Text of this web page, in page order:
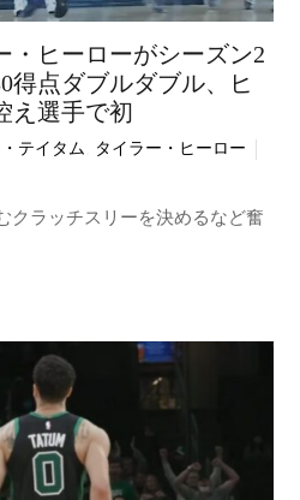
・ヒーローがシーズン2
得点ダブルダブル、ヒ
え選手で初
テイタム
タイラー・ヒーロー
クラッチスリーを決めるなど奮